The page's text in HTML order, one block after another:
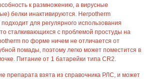
к размножению, а вирусные
белки инактивируются. Herpotherm
для регулярного использования
сталкивающихся с проблемой простуды на
по форме ничем не отличается от
помады, поэтому легко может поместится в
Питание от 1 батарейки типа CR2.
препарата взята из справочника РЛС, и может